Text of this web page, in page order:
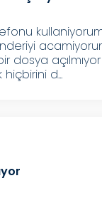
dosya açılmıyor
d...